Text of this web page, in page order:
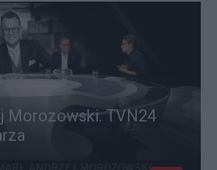
Morozowski. TVN24